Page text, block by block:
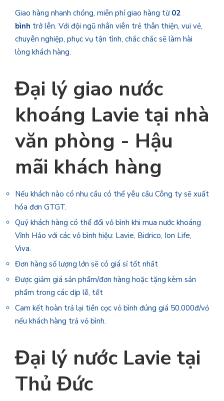
Giao hàng nhanh chóng, miễn phí giao hàng từ 02
bình trở lên. Với đội ngũ nhân viên trẻ thân thiện, vui vẻ,
chuyên nghiệp, phục vụ tận tình, chắc chắc sẽ làm hài
lòng khách hàng.
Đại lý giao nước
khoáng Lavie tại nhà
văn phòng - Hậu
mãi khách hàng
Nếu khách nào có nhu cầu có thể yêu cầu Công ty sẽ xuất
hóa đơn GTGT.
Quý khách hàng có thể đổi vỏ bình khi mua nước khoáng
Vĩnh Hảo với các vỏ bình hiệu: Lavie, Bidrico, Ion Life,
Viva.
Đơn hàng số lượng lớn sẽ có giá sỉ tốt nhất
Được giảm giá sản phẩm/đơn hàng hoặc tặng kèm sản
phẩm trong các dịp lễ, tết
Cam kết hoàn trả lại tiền cọc vỏ bình đúng giá 50.000đ/vỏ
nếu khách hàng trả vỏ bình.
Đại lý nước Lavie tại
Thủ Đức